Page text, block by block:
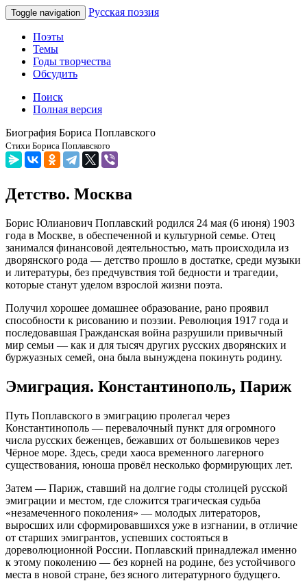
Toggle navigation Русская поэзия
Поэты
Темы
Годы творчества
Обсудить
Поиск
Полная версия
Биография Бориса Поплавского
Стихи Бориса Поплавского
Детство. Москва
Борис Юлианович Поплавский родился 24 мая (6 июня) 1903
года в Москве, в обеспеченной и культурной семье. Отец
занимался финансовой деятельностью, мать происходила из
дворянского рода — детство прошло в достатке, среди музыки
и литературы, без предчувствия той бедности и трагедии,
которые станут уделом взрослой жизни поэта.
Получил хорошее домашнее образование, рано проявил
способности к рисованию и поэзии. Революция 1917 года и
последовавшая Гражданская война разрушили привычный
мир семьи — как и для тысяч других русских дворянских и
буржуазных семей, она была вынуждена покинуть родину.
Эмиграция. Константинополь, Париж
Путь Поплавского в эмиграцию пролегал через
Константинополь — перевалочный пункт для огромного
числа русских беженцев, бежавших от большевиков через
Чёрное море. Здесь, среди хаоса временного лагерного
существования, юноша провёл несколько формирующих лет.
Затем — Париж, ставший на долгие годы столицей русской
эмиграции и местом, где сложится трагическая судьба
«незамеченного поколения» — молодых литераторов,
выросших или сформировавшихся уже в изгнании, в отличие
от старших эмигрантов, успевших состояться в
дореволюционной России. Поплавский принадлежал именно
к этому поколению — без корней на родине, без устойчивого
места в новой стране, без ясного литературного будущего.